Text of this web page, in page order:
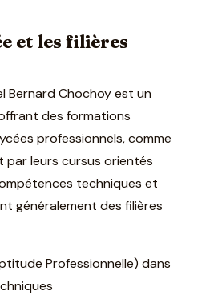
et les filières
Bernard Chochoy est un
des formations
professionnels, comme
par leurs cursus orientés
techniques et
généralement des filières
Professionnelle) dans